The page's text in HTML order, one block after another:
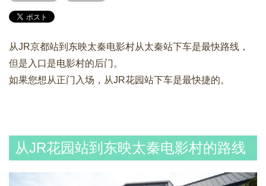
从JR京都站到东映太秦电影村从太秦站下车是最快路线，
但是入口是电影村的后门。
如果您想从正门入场，从JR花园站下车是最快捷的。
从JR花园站到东映太秦电影村的路线